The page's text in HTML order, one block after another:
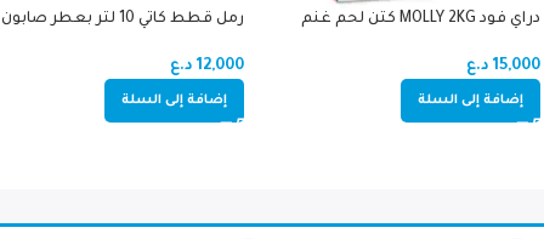
دراي فود MOLLY 2KG كتن لحم غنم
15,000 د.ع
إضافة إلى السلة
رمل قطط كاتي 10 لتر بعطر صابون
12,000 د.ع
إضافة إلى السلة